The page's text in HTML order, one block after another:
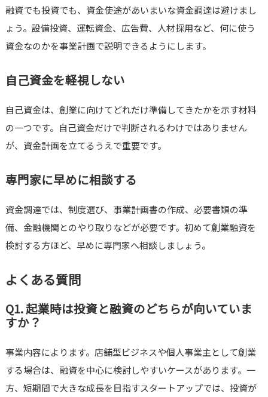
融資でも投資でも、資金使途があいまいな資金調達は避けまし
ょう。設備投資、運転資金、広告費、人材採用など、何に使う
資金なのかを事業計画で説明できるようにします。
自己資金を軽視しない
自己資金は、創業に向けてどれだけ準備してきたかを示す材料
の一つです。自己資金だけで判断されるわけではありません
が、資金計画を立てるうえで重要です。
専門家に早めに相談する
資金調達では、制度選び、事業計画書の作成、必要書類の準
備、金融機関とのやり取りなどが必要です。初めて創業融資を
検討する方ほど、早めに専門家へ相談しましょう。
よくある質問
Q1. 起業時は投資と融資のどちらが向いていま
すか？
事業内容によります。店舗型ビジネスや個人事業主として創業
する場合は、融資を中心に検討しやすいケースがあります。一
方、短期間で大きな成長を目指すスタートアップでは、投資が